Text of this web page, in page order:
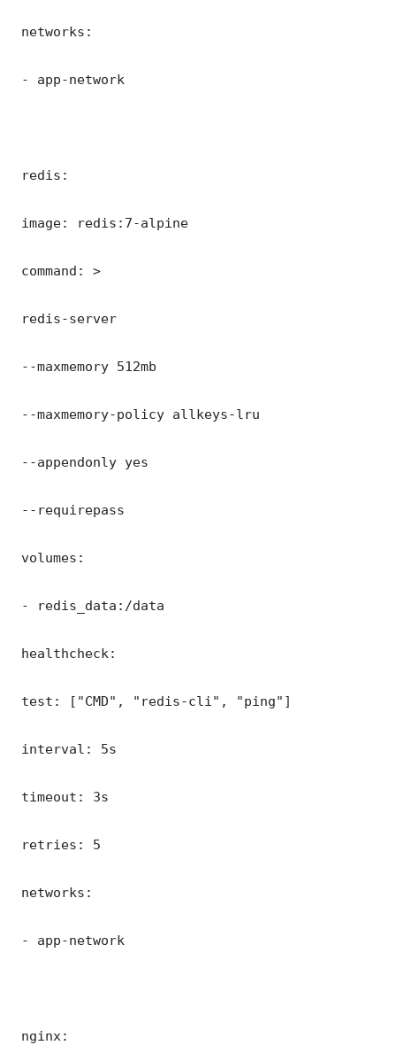
networks:
- app-network
redis:
image: redis:7-alpine
command: >
redis-server
--maxmemory 512mb
--maxmemory-policy allkeys-lru
--appendonly yes
--requirepass
volumes:
- redis_data:/data
healthcheck:
test: ["CMD", "redis-cli", "ping"]
interval: 5s
timeout: 3s
retries: 5
networks:
- app-network
nginx: